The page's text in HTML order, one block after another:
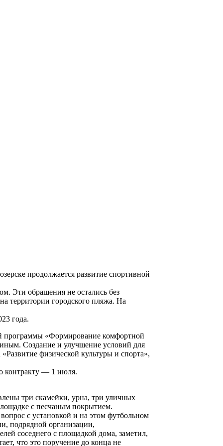
продолжается развитие спортивной
Эти обращения не остались без
территории городского пляжа. На
года.
программы «Формирование комфортной
Создание и улучшение условий для
физической культуры и спорта»,
контракту — 1 июля.
три скамейки, урна, три уличных
с песчаным покрытием.
с установкой и на этом футбольном
подрядной организации,
соседнего с площадкой дома, заметил,
что это поручение до конца не